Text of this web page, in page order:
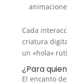
Cada
criatura
un «hola»
¿Para
El encanto